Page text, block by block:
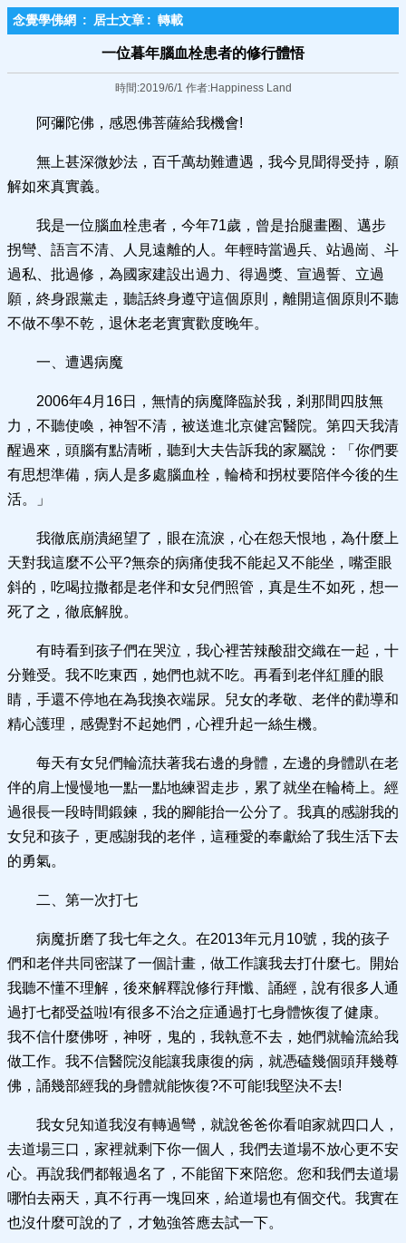
念覺學佛網 : 居士文章 : 轉載
一位暮年腦血栓患者的修行體悟
時間:2019/6/1 作者:Happiness Land
阿彌陀佛，感恩佛菩薩給我機會!
無上甚深微妙法，百千萬劫難遭遇，我今見聞得受持，願
解如來真實義。
我是一位腦血栓患者，今年71歲，曾是抬腿畫圈、邁步
拐彎、語言不清、人見遠離的人。年輕時當過兵、站過崗、斗
過私、批過修，為國家建設出過力、得過獎、宣過誓、立過
願，終身跟黨走，聽話終身遵守這個原則，離開這個原則不聽
不做不學不乾，退休老老實實歡度晚年。
一、遭遇病魔
2006年4月16日，無情的病魔降臨於我，剎那間四肢無
力，不聽使喚，神智不清，被送進北京健宮醫院。第四天我清
醒過來，頭腦有點清晰，聽到大夫告訴我的家屬說：「你們要
有思想準備，病人是多處腦血栓，輪椅和拐杖要陪伴今後的生
活。」
我徹底崩潰絕望了，眼在流淚，心在怨天恨地，為什麼上
天對我這麼不公平?無奈的病痛使我不能起又不能坐，嘴歪眼
斜的，吃喝拉撒都是老伴和女兒們照管，真是生不如死，想一
死了之，徹底解脫。
有時看到孩子們在哭泣，我心裡苦辣酸甜交織在一起，十
分難受。我不吃東西，她們也就不吃。再看到老伴紅腫的眼
睛，手還不停地在為我換衣端尿。兒女的孝敬、老伴的勸導和
精心護理，感覺對不起她們，心裡升起一絲生機。
每天有女兒們輪流扶著我右邊的身體，左邊的身體趴在老
伴的肩上慢慢地一點一點地練習走步，累了就坐在輪椅上。經
過很長一段時間鍛鍊，我的腳能抬一公分了。我真的感謝我的
女兒和孩子，更感謝我的老伴，這種愛的奉獻給了我生活下去
的勇氣。
二、第一次打七
病魔折磨了我七年之久。在2013年元月10號，我的孩子
們和老伴共同密謀了一個計畫，做工作讓我去打什麼七。開始
我聽不懂不理解，後來解釋說修行拜懺、誦經，說有很多人通
過打七都受益啦!有很多不治之症通過打七身體恢復了健康。
我不信什麼佛呀，神呀，鬼的，我執意不去，她們就輪流給我
做工作。我不信醫院沒能讓我康復的病，就憑磕幾個頭拜幾尊
佛，誦幾部經我的身體就能恢復?不可能!我堅決不去!
我女兒知道我沒有轉過彎，就說爸爸你看咱家就四口人，
去道場三口，家裡就剩下你一個人，我們去道場不放心更不安
心。再說我們都報過名了，不能留下來陪您。您和我們去道場
哪怕去兩天，真不行再一塊回來，給道場也有個交代。我實在
也沒什麼可說的了，才勉強答應去試一下。